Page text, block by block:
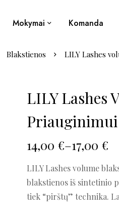
Mokymai Komanda
Blakstienos LILY Lashes
LILY Lashes
Priauginimui
14,00 €–17,00 €
LILY Lashes volume
blakstienos iš sintetinio
tiek “pirštų” technika.